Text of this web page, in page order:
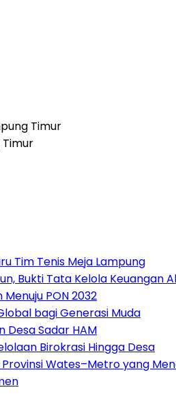
Timur
Timur
Tim Tenis Meja Lampung
Bukti Tata Kelola Keuangan
PON 2032
bagi Generasi Muda
Desa Sadar HAM
Birokrasi Hingga Desa
Wates–Metro yang